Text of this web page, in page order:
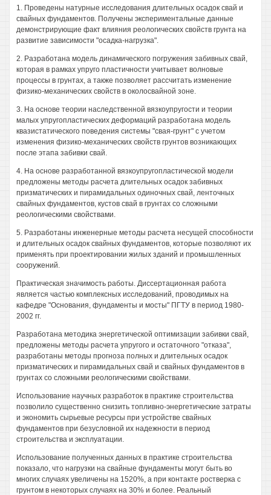
1. Проведены натурные исследования длительных осадок свай и
свайных фундаментов. Получены экспериментальные данные
демонстрирующие факт влияния реологических свойств грунта на
развитие зависимости "осадка-нагрузка".
2. Разработана модель динамического погружения забивных свай,
которая в рамках упруго пластичности учитывает волновые
процессы в грунтах, а также позволяет рассчитать изменение
физико-механических свойств в околосвайной зоне.
3. На основе теории наследственной вязкоупругости и теории
малых упругопластических деформаций разработана модель
квазистатического поведения системы "свая-грунт" с учетом
изменения физико-механических свойств грунтов возникающих
после этапа забивки свай.
4. На основе разработанной вязкоупругопластической модели
предложены методы расчета длительных осадок забивных
призматических и пирамидальных одиночных свай, ленточных
свайных фундаментов, кустов свай в грунтах со сложными
реологическими свойствами.
5. Разработаны инженерные методы расчета несущей способности
и длительных осадок свайных фундаментов, которые позволяют их
применять при проектировании жилых зданий и промышленных
сооружений.
Практическая значимость работы. Диссертационная работа
является частью комплексных исследований, проводимых на
кафедре "Основания, фундаменты и мосты" ПГТУ в период 1980-
2002 гг.
Разработана методика энергетической оптимизации забивки свай,
предложены методы расчета упругого и остаточного "отказа",
разработаны методы прогноза полных и длительных осадок
призматических и пирамидальных свай и свайных фундаментов в
грунтах со сложными реологическими свойствами.
Использование научных разработок в практике строительства
позволило существенно снизить топливно-энергетические затраты
и экономить сырьевые ресурсы при устройстве свайных
фундаментов при безусловной их надежности в период
строительства и эксплуатации.
Использование полученных данных в практике строительства
показало, что нагрузки на свайные фундаменты могут быть во
многих случаях увеличены на 1520%, а при контакте ростверка с
грунтом в некоторых случаях на 30% и более. Реальный